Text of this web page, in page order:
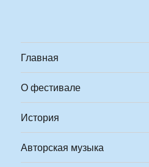
Главная
О фестивале
История
Авторская музыка